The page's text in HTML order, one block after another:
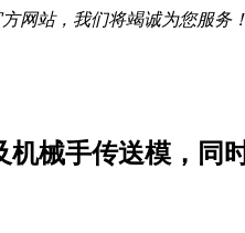
网站，我们将竭诚为您服务！
械手传送模，同